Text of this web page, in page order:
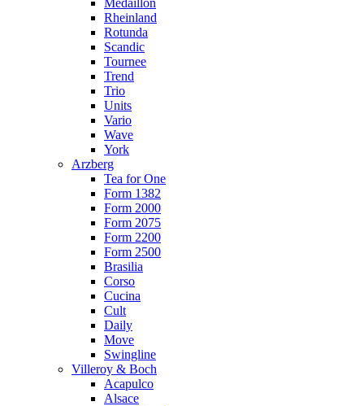
Medaillon
Rheinland
Rotunda
Scandic
Tournee
Trend
Trio
Units
Vario
Wave
York
Arzberg
Tea for One
Form 1382
Form 2000
Form 2075
Form 2200
Form 2500
Brasilia
Corso
Cucina
Cult
Daily
Move
Swingline
Villeroy & Boch
Acapulco
Alsace